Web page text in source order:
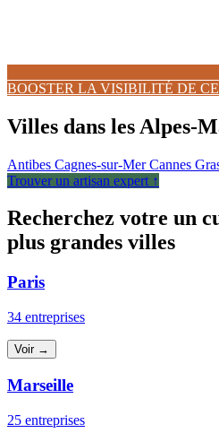
BOOSTER LA VISIBILITÉ DE
Villes dans les Alpes-
Antibes Cagnes-sur-MerCannes
Trouver un artisan expert ↑
Recherchez votre un
plus grandes villes
Paris
34 entreprises
Voir →
Marseille
25 entreprises